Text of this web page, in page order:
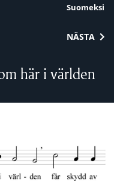
Suomeksi
NÄSTA
här i världen